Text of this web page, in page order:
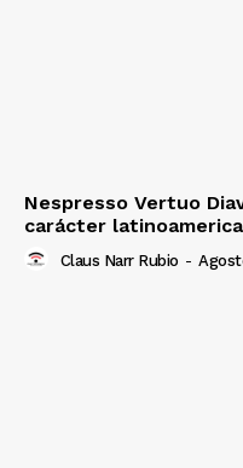
Nespresso Vertuo
carácter
Claus Narr Rubio -